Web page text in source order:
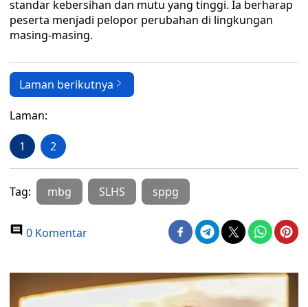
standar kebersihan dan mutu yang tinggi. Ia berharap
peserta menjadi pelopor perubahan di lingkungan
masing-masing.
Laman berikutnya
Laman:
1 2
Tag: mbg SLHS sppg
0 Komentar